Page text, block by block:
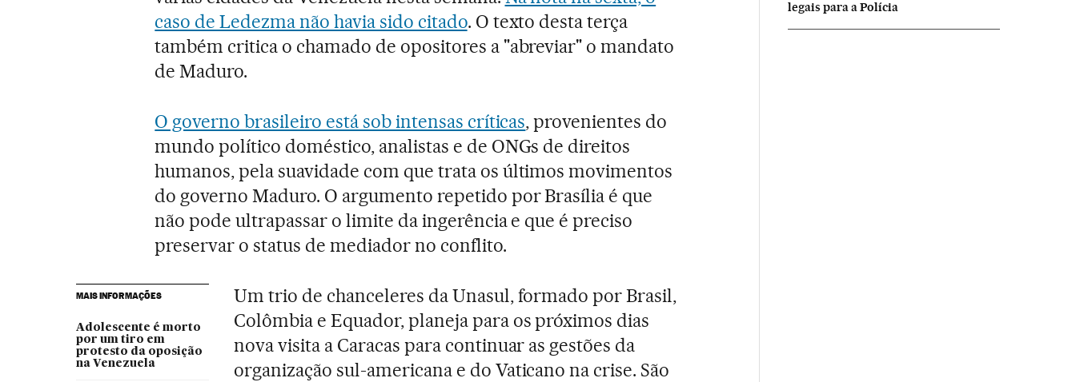
caso de Ledezma não havia sido citado. O texto desta terça
também critica o chamado de opositores a "abreviar" o mandato
de Maduro.
O governo brasileiro está sob intensas críticas, provenientes do
mundo político doméstico, analistas e de ONGs de direitos
humanos, pela suavidade com que trata os últimos movimentos
do governo Maduro. O argumento repetido por Brasília é que
não pode ultrapassar o limite da ingerência e que é preciso
preservar o status de mediador no conflito.
MAIS INFORMAÇÕES
Adolescente é morto
por um tiro em
protesto da oposição
na Venezuela
Um trio de chanceleres da Unasul, formado por Brasil,
Colômbia e Equador, planeja para os próximos dias
nova visita a Caracas para continuar as gestões da
organização sul-americana e do Vaticano na crise. São
legais para a Polícia